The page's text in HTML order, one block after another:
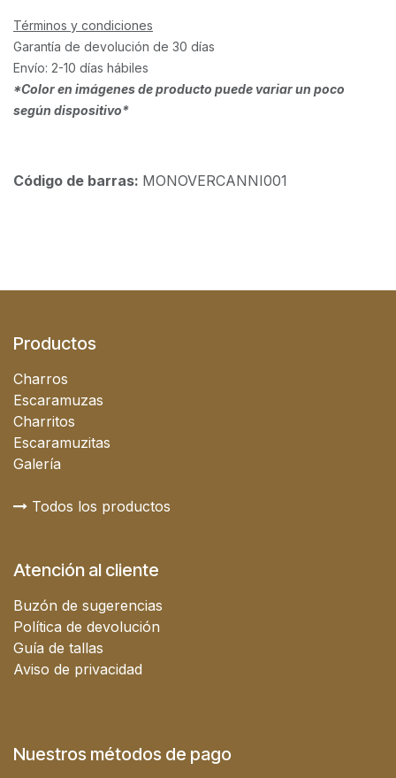
Términos y condiciones
Garantía de devolución de 30 días
Envío: 2-10 días hábiles
*Color en imágenes de producto puede variar un poco
según dispositivo*
Código de barras: MONOVERCANNI001
Productos
Charros
Escaramuzas
Charritos
Escaramuzitas
Galería
Todos los productos
Atención al cliente
Buzón de sugerencias
Política de devolución
Guía de tallas
Aviso de privacidad
Nuestros métodos de pago